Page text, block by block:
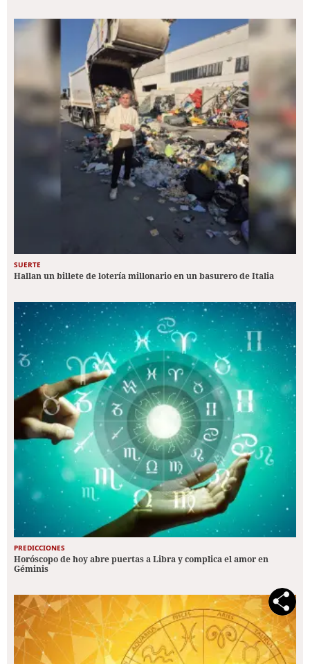
SUERTE
Hallan un billete de lotería millonario en un basurero de Italia
PREDICCIONES
Horóscopo de hoy abre puertas a Libra y complica el amor en
Géminis